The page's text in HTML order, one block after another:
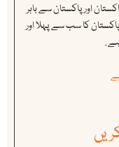
اور پاکستان سے باہر
کا سب سے پہلا اور
.